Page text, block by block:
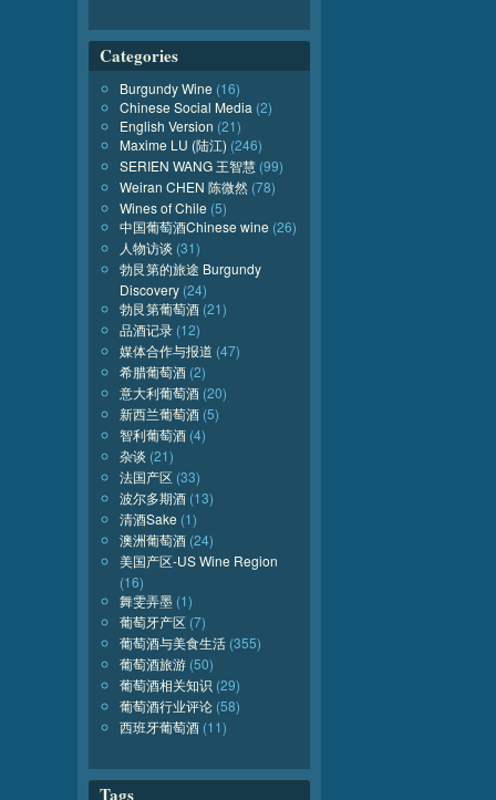
Categories
Burgundy Wine (16)
Chinese Social Media (2)
English Version (21)
Maxime LU (陆江) (246)
SERIEN WANG 王智慧 (99)
Weiran CHEN 陈微然 (78)
Wines of Chile (5)
中国葡萄酒Chinese wine (26)
人物访谈 (31)
勃艮第的旅途 Burgundy
Discovery (24)
勃艮第葡萄酒 (21)
品酒记录 (12)
媒体合作与报道 (47)
希腊葡萄酒 (2)
意大利葡萄酒 (20)
新西兰葡萄酒 (5)
智利葡萄酒 (4)
杂谈 (21)
法国产区 (33)
波尔多期酒 (13)
清酒Sake (1)
澳洲葡萄酒 (24)
美国产区-US Wine Region
(16)
舞雯弄墨 (1)
葡萄牙产区 (7)
葡萄酒与美食生活 (355)
葡萄酒旅游 (50)
葡萄酒相关知识 (29)
葡萄酒行业评论 (58)
西班牙葡萄酒 (11)
Tags